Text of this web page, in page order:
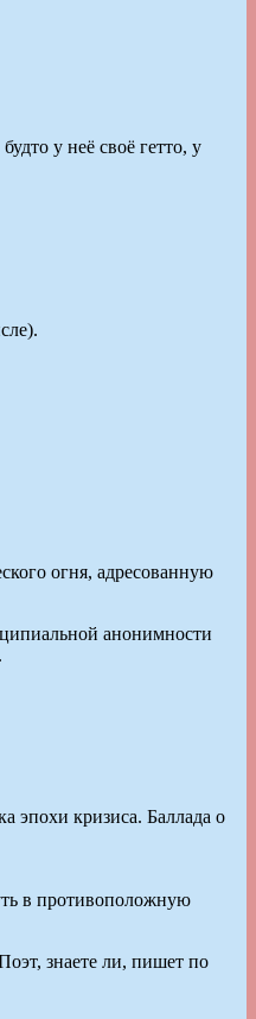
у неё своё гетто, у
огня, адресованную
анонимности
эпохи кризиса. Баллада о
в противоположную
знаете ли, пишет по